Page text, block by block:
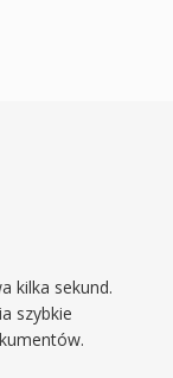
kilka sekund.
szybkie